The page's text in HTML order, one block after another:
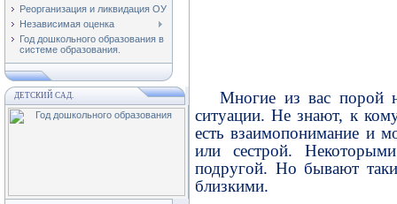
Реорганизация и ликвидация ОУ
Независимая оценка
Год дошкольного образования в
системе образования.
ДЕТСКИЙ САД.
Многие из вас порой
ситуации. Не знают, к
есть взаимопонимание и
или сестрой.
подругой. Но бывают
близкими.